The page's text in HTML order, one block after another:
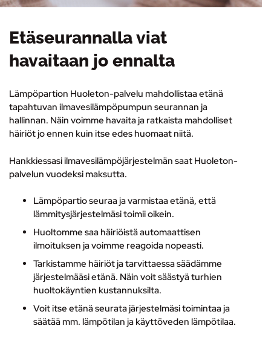
Etäseurannalla viat
havaitaan jo ennalta
Lämpöpartion Huoleton-palvelu mahdollistaa etänä
tapahtuvan ilmavesilämpöpumpun seurannan ja
hallinnan. Näin voimme havaita ja ratkaista mahdolliset
häiriöt jo ennen kuin itse edes huomaat niitä.
Hankkiessasi ilmavesilämpöjärjestelmän saat Huoleton-
palvelun vuodeksi maksutta.
Lämpöpartio seuraa ja varmistaa etänä, että
lämmitysjärjestelmäsi toimii oikein.
Huoltomme saa häiriöistä automaattisen
ilmoituksen ja voimme reagoida nopeasti.
Tarkistamme häiriöt ja tarvittaessa säädämme
järjestelmääsi etänä. Näin voit säästyä turhien
huoltokäyntien kustannuksilta.
Voit itse etänä seurata järjestelmäsi toimintaa ja
säätää mm. lämpötilan ja käyttöveden lämpötilaa.